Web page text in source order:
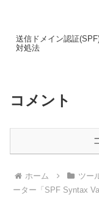
送信ドメイン認証
対処法
コメント
ホーム ツー
ーター「SPF Syntax